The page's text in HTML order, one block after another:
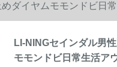
ダイヤムモモンドビ日
LI-NINGセインダル男
モモンドビ日常生活ア